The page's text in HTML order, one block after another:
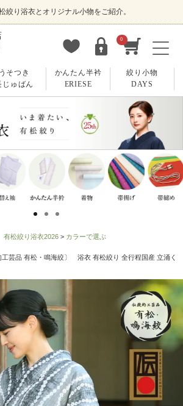
絞り浴衣とオリジナル小物をご紹介。
0
うそつき
じゅばん
かんたん半衿
ERIESE
絞り小物
DAYS
松絞り浴衣2026
カラーで選ぶ
工芸品 有松・鳴海絞〕 浴衣 有松絞り 全行程国産 立涌く